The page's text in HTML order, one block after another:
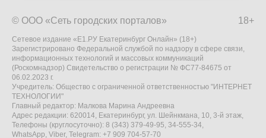
18+
© ООО «Сеть городских порталов»
Сетевое издание «Е1.РУ Екатеринбург Онлайн» (18+)
Зарегистрировано Федеральной службой по надзору в сфере связи,
информационных технологий и массовых коммуникаций
(Роскомнадзор) Свидетельство о регистрации № ФС77-84675 от
06.02.2023 г.
Учредитель: Общество с ограниченной ответственностью "ИНТЕРНЕТ
ТЕХНОЛОГИИ"
Главный редактор: Малкова Марина Андреевна
Адрес редакции: 620014, Екатеринбург, ул. Шейнкмана, 10, 3-й этаж,
Телефоны (круглосуточно): 8 (343) 379-49-95, 34-555-34,
WhatsApp, Viber, Telegram: +7 909 704-57-70